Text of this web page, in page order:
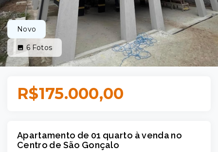
Novo
6 Fotos
R$175.000,00
Apartamento de 01 quarto à venda no
Centro de São Gonçalo